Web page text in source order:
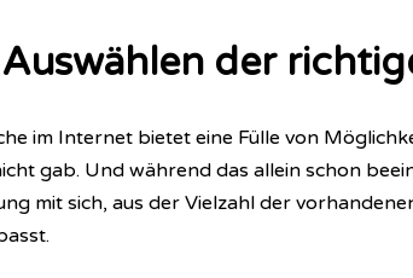
Auswählen der
im Internet bietet eine Fülle von
gab. Und während das allein schon
mit sich, aus der Vielzahl der